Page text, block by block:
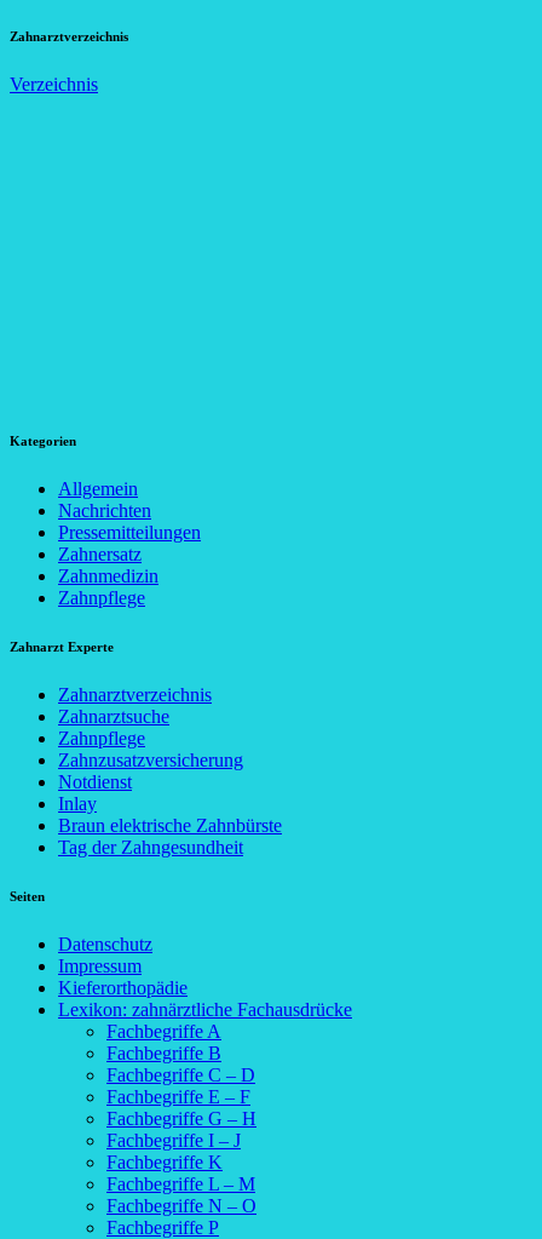
Zahnarztverzeichnis
Verzeichnis
Kategorien
Allgemein
Nachrichten
Pressemitteilungen
Zahnersatz
Zahnmedizin
Zahnpflege
Zahnarzt Experte
Zahnarztverzeichnis
Zahnarztsuche
Zahnpflege
Zahnzusatzversicherung
Notdienst
Inlay
Braun elektrische Zahnbürste
Tag der Zahngesundheit
Seiten
Datenschutz
Impressum
Kieferorthopädie
Lexikon: zahnärztliche Fachausdrücke
Fachbegriffe A
Fachbegriffe B
Fachbegriffe C – D
Fachbegriffe E – F
Fachbegriffe G – H
Fachbegriffe I – J
Fachbegriffe K
Fachbegriffe L – M
Fachbegriffe N – O
Fachbegriffe P